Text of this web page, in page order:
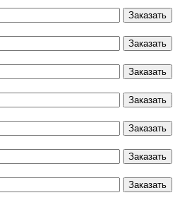
Заказать
Заказать
Заказать
Заказать
Заказать
Заказать
Заказать